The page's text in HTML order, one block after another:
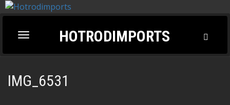
Toggle
navigation
HOTRODIMPORTS
IMG_6531